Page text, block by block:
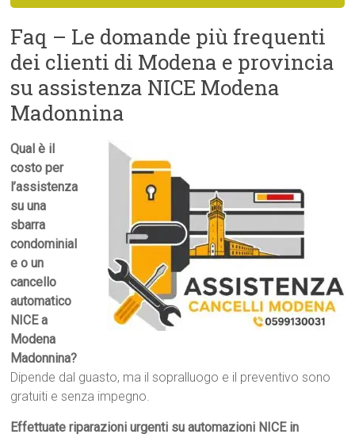
Faq – Le domande più frequenti
dei clienti di Modena e provincia
su assistenza NICE Modena
Madonnina
Qual è il
costo per
l’assistenza
su una
sbarra
condominial
e o un
cancello
automatico
NICE a
Modena
Madonnina?
Dipende dal guasto, ma il sopralluogo e il preventivo sono
gratuiti e senza impegno.
Effettuate riparazioni urgenti su automazioni NICE in